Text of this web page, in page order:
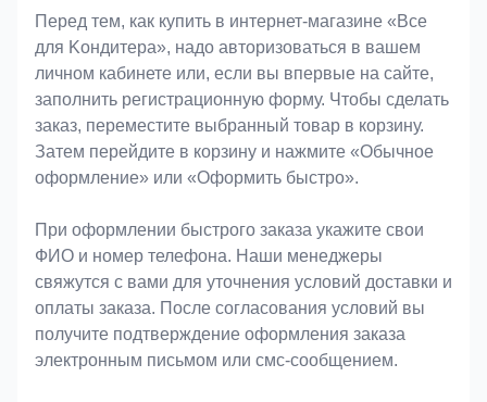
Оформление заказа
Перед тем, как купить в интернет-магазине «Bce
для Koндитeрa», надо авторизоваться в вашем
личном кабинете или, если вы впервые на сайте,
заполнить регистрационную форму. Чтобы сделать
заказ, переместите выбранный товар в корзину.
Затем перейдите в корзину и нажмите «Обычное
оформление» или «Оформить быстро».
При оформлении быстрого заказа укажите свои
ФИО и номер телефона. Наши менеджеры
свяжутся с вами для уточнения условий доставки и
оплаты заказа. После согласования условий вы
получите подтверждение оформления заказа
электронным письмом или смс-сообщением.